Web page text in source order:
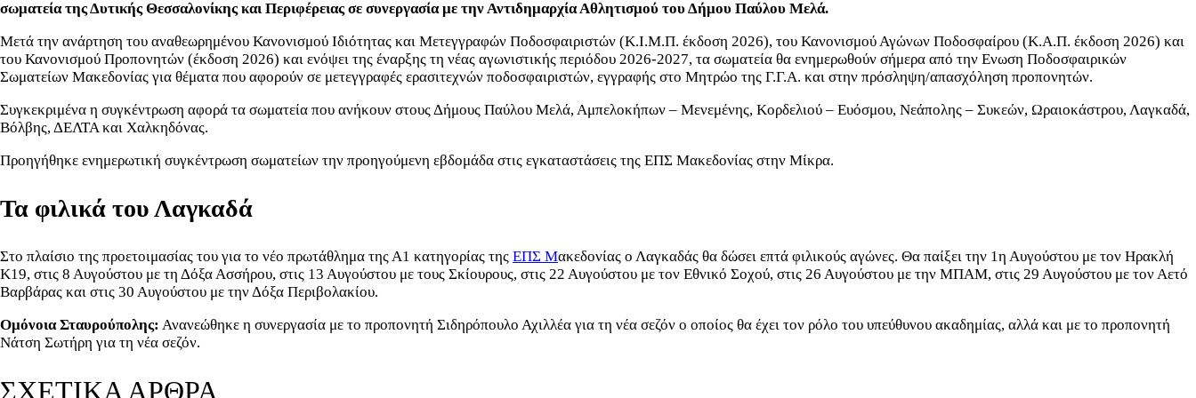
σωματεία της Δυτικής Θεσσαλονίκης και Περιφέρειας σε συνεργασία με την Αντιδημαρχία Αθλητισμού του Δήμου Παύλου Μελά.
Μετά την ανάρτηση του αναθεωρημένου Κανονισμού Ιδιότητας και Μετεγγραφών Ποδοσφαιριστών (Κ.Ι.Μ.Π. έκδοση 2026), του Κανονισμού Αγώνων Ποδοσφαίρου (Κ.Α.Π. έκδοση 2026) και
του Κανονισμού Προπονητών (έκδοση 2026) και ενόψει της έναρξης τη νέας αγωνιστικής περιόδου 2026-2027, τα σωματεία θα ενημερωθούν σήμερα από την Ενωση Ποδοσφαιρικών
Σωματείων Μακεδονίας για θέματα που αφορούν σε μετεγγραφές ερασιτεχνών ποδοσφαιριστών, εγγραφής στο Μητρώο της Γ.Γ.Α. και στην πρόσληψη/απασχόληση προπονητών.
Συγκεκριμένα η συγκέντρωση αφορά τα σωματεία που ανήκουν στους Δήμους Παύλου Μελά, Αμπελοκήπων – Μενεμένης, Κορδελιού – Ευόσμου, Νεάπολης – Συκεών, Ωραιοκάστρου, Λαγκαδά,
Βόλβης, ΔΕΛΤΑ και Χαλκηδόνας.
Προηγήθηκε ενημερωτική συγκέντρωση σωματείων την προηγούμενη εβδομάδα στις εγκαταστάσεις της ΕΠΣ Μακεδονίας στην Μίκρα.
Τα φιλικά του Λαγκαδά
Στο πλαίσιο της προετοιμασίας του για το νέο πρωτάθλημα της Α1 κατηγορίας της ΕΠΣ Μακεδονίας ο Λαγκαδάς θα δώσει επτά φιλικούς αγώνες. Θα παίξει την 1η Αυγούστου με τον Ηρακλή
Κ19, στις 8 Αυγούστου με τη Δόξα Ασσήρου, στις 13 Αυγούστου με τους Σκίουρους, στις 22 Αυγούστου με τον Εθνικό Σοχού, στις 26 Αυγούστου με την ΜΠΑΜ, στις 29 Αυγούστου με τον Αετό
Βαρβάρας και στις 30 Αυγούστου με την Δόξα Περιβολακίου.
Ομόνοια Σταυρούπολης: Ανανεώθηκε η συνεργασία με το προπονητή Σιδηρόπουλο Αχιλλέα για τη νέα σεζόν ο οποίος θα έχει τον ρόλο του υπεύθυνου ακαδημίας, αλλά και με το προπονητή
Νάτση Σωτήρη για τη νέα σεζόν.
ΣΧΕΤΙΚΑ ΑΡΘΡΑ